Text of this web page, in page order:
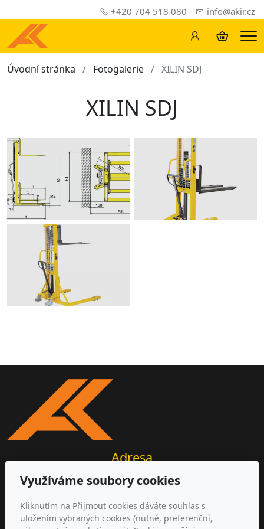
+420 704 518 080 info@akir.cz
Úvodní stránka Fotogalerie XILIN SDJ
XILIN SDJ
Adresa
AKIR s.r.o.
412 01 Litoměřice, ČR
Využíváme soubory cookies
Kliknutím na Přijmout cookies dáváte souhlas s
uložením vybraných cookies (nutné, preferenční,